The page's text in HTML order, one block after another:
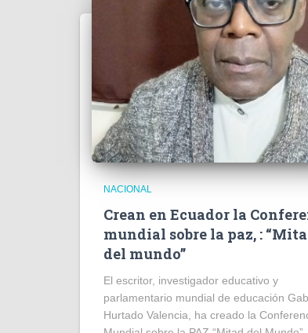
NACIONAL
Crean en Ecuador la
mundial sobre la paz, :
del mundo”
El escritor, investigador educativo y
parlamentario mundial de educación
Hurtado Valencia, ha creado la